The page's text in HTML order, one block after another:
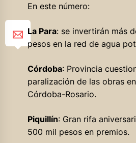
En este número:
La Para: se invertirán más
pesos en la red de agua
Córdoba: Provincia
paralización de las obras
Córdoba-Rosario.
Piquillín: Gran rifa
500 mil pesos en premios.